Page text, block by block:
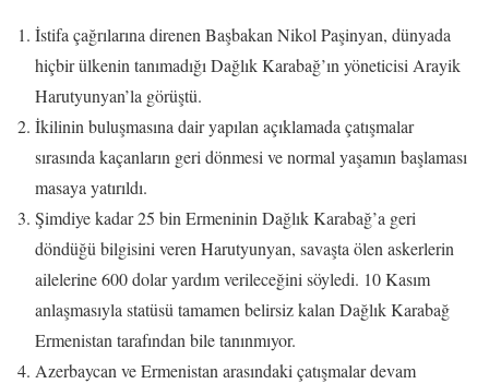
İstifa çağrılarına direnen Başbakan Nikol Paşinyan, dünyada
hiçbir ülkenin tanımadığı Dağlık Karabağ’ın yöneticisi Arayik
Harutyunyan’la görüştü.
İkilinin buluşmasına dair yapılan açıklamada çatışmalar
sırasında kaçanların geri dönmesi ve normal yaşamın başlaması
masaya yatırıldı.
Şimdiye kadar 25 bin Ermeninin Dağlık Karabağ’a geri
döndüğü bilgisini veren Harutyunyan, savaşta ölen askerlerin
ailelerine 600 dolar yardım verileceğini söyledi. 10 Kasım
anlaşmasıyla statüsü tamamen belirsiz kalan Dağlık Karabağ
Ermenistan tarafından bile tanınmıyor.
Azerbaycan ve Ermenistan arasındaki çatışmalar devam